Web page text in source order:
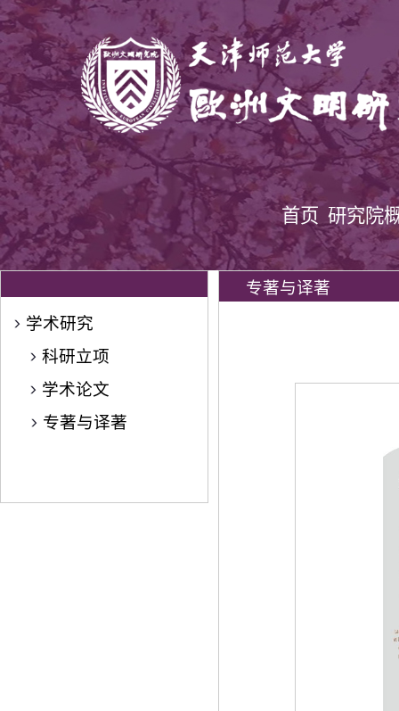
首页 研究院
学术研究
科研立项
学术论文
专著与译著
专著与译著